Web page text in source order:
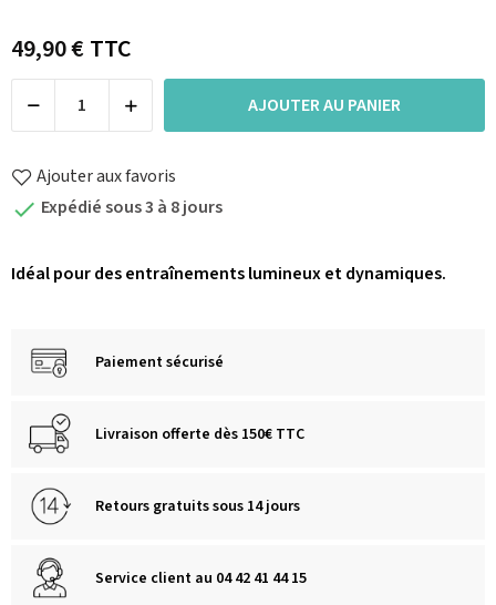
49,90 €TTC
AJOUTER AU PANIER
Ajouter aux favoris
 Expédié sous 3 à 8 jours
Idéal pour des entraînements lumineux et dynamiques.
Paiement sécurisé
Livraison offerte dès 150€ TTC
Retours gratuits sous 14 jours
Service client au 04 42 41 44 15